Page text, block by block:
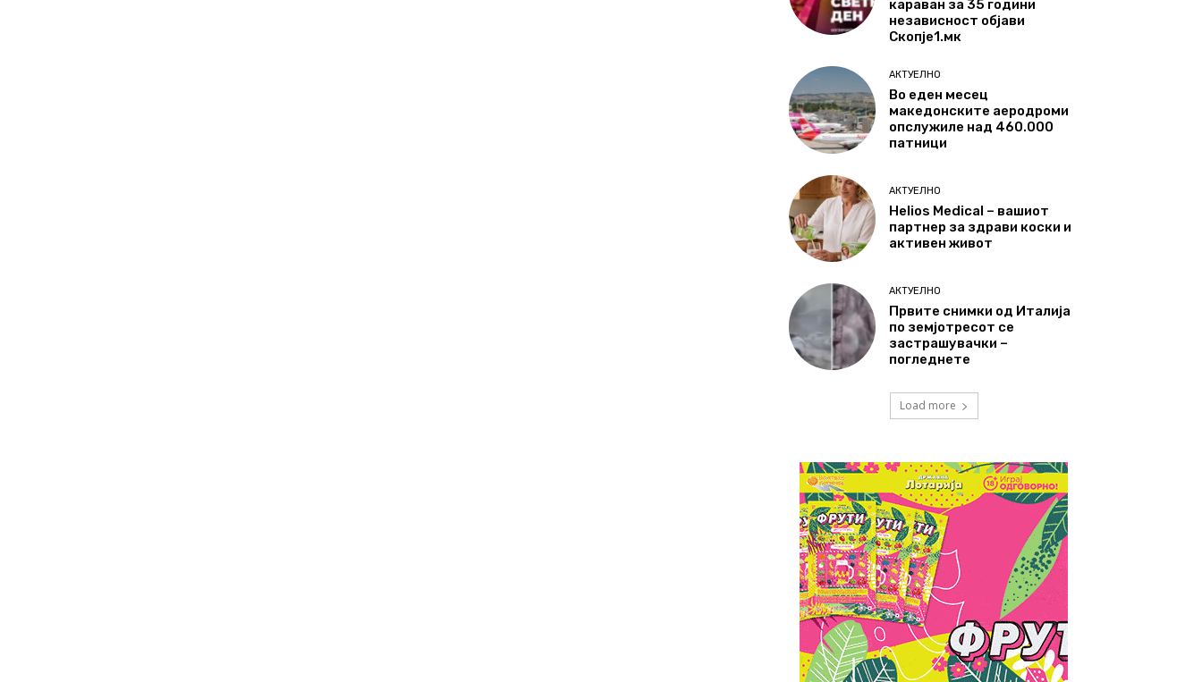
караван за 35 години
независност објави
Скопје1.мк
АКТУЕЛНО
Во еден месец
македонските аеродроми
опслужиле над 460.000
патници
АКТУЕЛНО
Helios Medical – вашиот
партнер за здрави коски и
активен живот
АКТУЕЛНО
Првите снимки од Италија
по земјотресот се
застрашувачки –
погледнете
Load more